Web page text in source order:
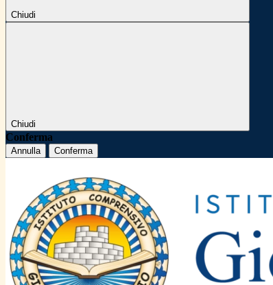
Chiudi
Chiudi
Conferma
Annulla Conferma